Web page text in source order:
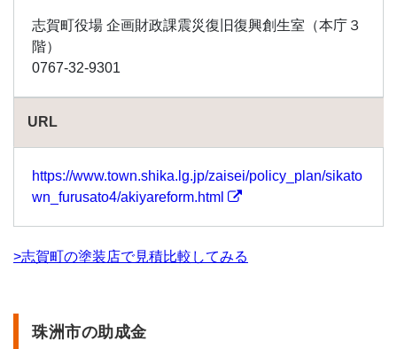
志賀町役場 企画財政課震災復旧復興創生室（本庁３
階）
0767-32-9301
URL
https://www.town.shika.lg.jp/zaisei/policy_plan/sikato
wn_furusato4/akiyareform.html
>志賀町の塗装店で見積比較してみる
珠洲市の助成金